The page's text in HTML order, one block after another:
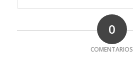
0
COMENTARIOS